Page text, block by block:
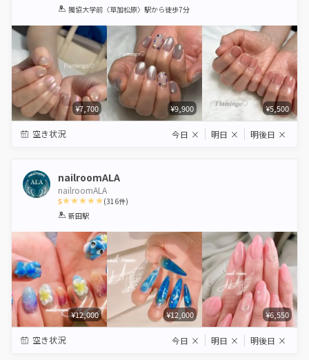
1 2 3 4 5
獨協大学前〈草加松原〉駅から徒歩7分
¥7,700 ¥9,900 ¥5,500
空き状況 今日 × 明日 × 明後日 ×
nailroomALA
nailroomALA
5
1 2 3 4
(316件)
新田駅
¥12,000 ¥12,000 ¥6,550
空き状況 今日 × 明日 × 明後日 ×